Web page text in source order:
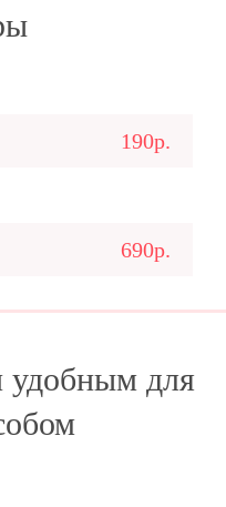
190р.
690р.
удобным для